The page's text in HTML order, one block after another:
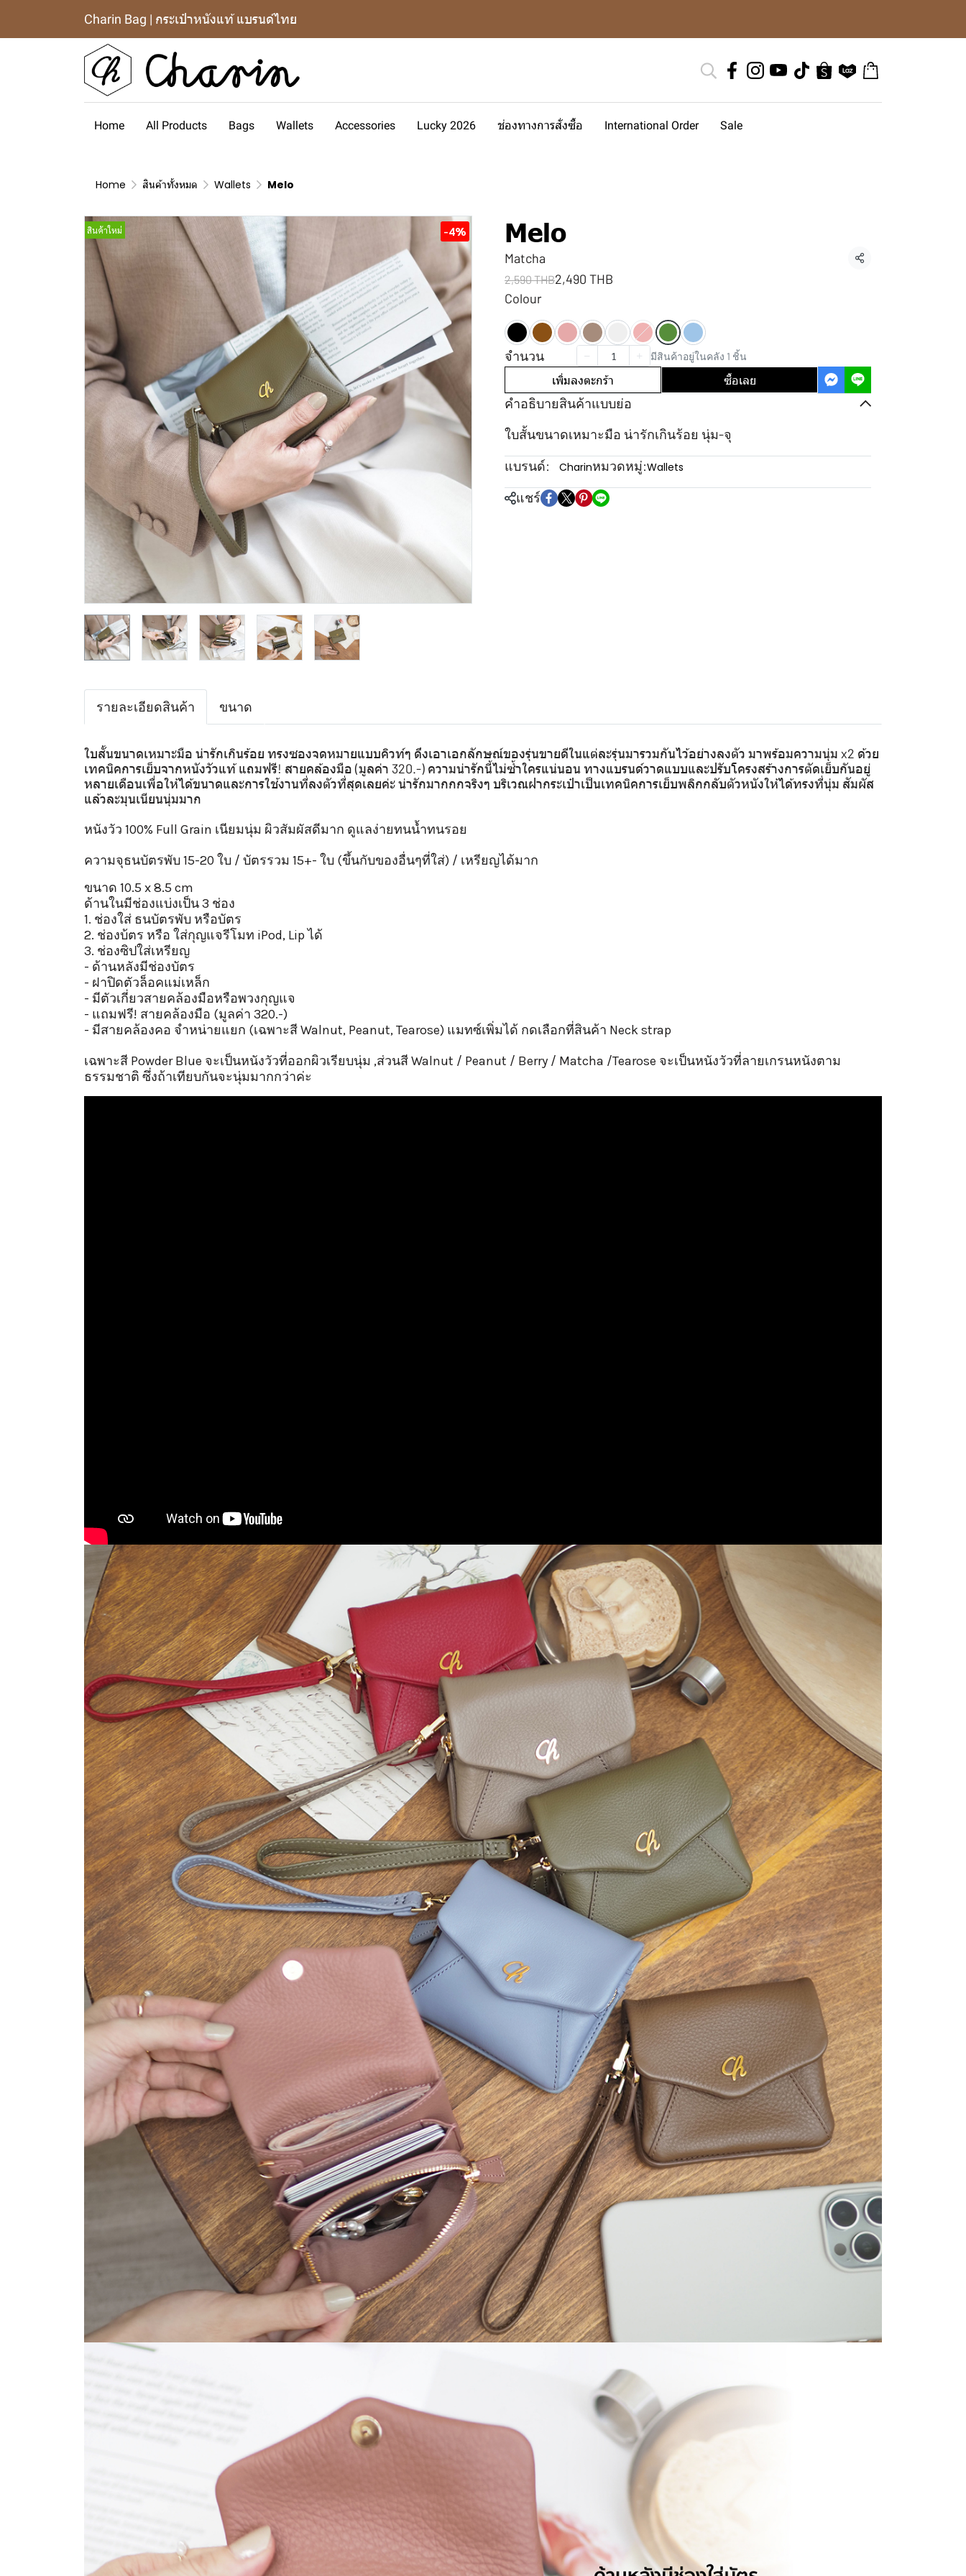
Charin Bag | กระเป๋าหนังแท้ แบรนด์ไทย
Home All Products Bags Wallets Accessories Lucky 2026 ช่องทางการสั่งซื้อ International Order Sale
Home สินค้าทั้งหมด Wallets Melo
สินค้าใหม่ -4% Melo
Matcha แชร์
2,590 THB2,490 THB
Colour
จำนวน มีสินค้าอยู่ในคลัง 1 ชิ้น
เพิ่มลงตะกร้า ซื้อเลย
คำอธิบายสินค้าแบบย่อ
ใบสั้นขนาดเหมาะมือ น่ารักเกินร้อย นุ่ม-จุ
แบรนด์:
Charinหมวดหมู่:Wallets
แชร์
รายละเอียดสินค้า ขนาด
ใบสั้นขนาดเหมาะมือ น่ารักเกินร้อย ทรงซองจดหมายแบบคิวท์ๆ ดึงเอาเอกลักษณ์ของรุ่นขายดีในแต่ละรุ่นมารวมกันไว้อย่างลงตัว มาพร้อมความนุ่ม x2 ด้วย
เทคนิคการเย็บจากหนังวัวแท้ แถมฟรี! สายคล้องมือ (มูลค่า 320.-) ความน่ารักนี้ไม่ซ้ำใครแน่นอน ทางแบรนด์วาดแบบและปรับโครงสร้างการตัดเย็บกันอยู่
หลายเดือนเพื่อให้ได้ขนาดและการใช้งานที่ลงตัวที่สุดเลยค่ะ น่ารักมากกกจริงๆ บริเวณฝากระเป๋าเป็นเทคนิคการเย็บพลิกกลับตัวหนังให้ได้ทรงที่นุ่ม สัมผัส
แล้วละมุนเนียนนุ่มมาก
หนังวัว 100% Full Grain เนียมนุ่ม ผิวสัมผัสดีมาก ดูแลง่ายทนน้ำทนรอย
ความจุธนบัตรพับ 15-20 ใบ / บัตรรวม 15+- ใบ (ขึ้นกับของอื่นๆที่ใส่) / เหรียญได้มาก
ขนาด 10.5 x 8.5 cm
ด้านในมีช่องแบ่งเป็น 3 ช่อง
1. ช่องใส่ ธนบัตรพับ หรือบัตร
2. ช่องบ้ตร หรือ ใส่กุญแจรีโมท iPod, Lip ได้
3. ช่องซิปใส่เหรียญ
- ด้านหลังมีช่องบัตร
- ฝาปิดตัวล็อคแม่เหล็ก
- มีตัวเกี่ยวสายคล้องมือหรือพวงกุญแจ
- แถมฟรี! สายคล้องมือ (มูลค่า 320.-)
- มีสายคล้องคอ จำหน่ายแยก (เฉพาะสี Walnut, Peanut, Tearose) แมทซ์เพิ่มได้ กดเลือกที่สินค้า Neck strap
เฉพาะสี Powder Blue จะเป็นหนังวัวที่ออกผิวเรียบนุ่ม ,ส่วนสี Walnut / Peanut / Berry / Matcha /Tearose จะเป็นหนังวัวที่ลายเกรนหนังตาม
ธรรมชาติ ซึ่งถ้าเทียบกันจะนุ่มมากกว่าค่ะ